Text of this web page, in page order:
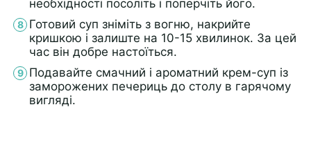
необхідності посоліть і поперчіть його.
Готовий суп зніміть з вогню, накрийте
кришкою і залиште на 10-15 хвилинок. За цей
час він добре настоїться.
Подавайте смачний і ароматний крем-суп із
заморожених печериць до столу в гарячому
вигляді.